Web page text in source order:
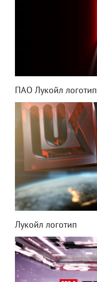
ПАО Лукойл логотип
Лукойл логотип